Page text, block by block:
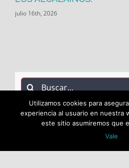
julio 16th, 2026
Buscar:
Utilizamos cookies para
experiencia al usuario en nuestra
este sitio asumiremos que
Vale